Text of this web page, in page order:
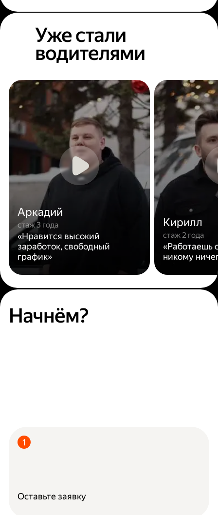
Уже стали
водителями
Аркадий
стаж 3 года
«Нравится высокий
заработок, свободный
график»
Кирилл
стаж 2 года
«Работаешь
никому
Начнём?
Оставьте заявку